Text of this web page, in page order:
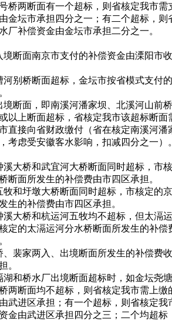
桥两断面有一个超标，则省核定我市需
金坛市承担四分之一；有二个超标，则
厂补偿资金由金坛市承担二分之一。
断面南京市支付的补偿资金由溧阳市收
别桥断面超标，金坛市按省模式支付
断面，即南溪河潘家坝、北溪河山前
以上断面超标，省核定我市该超标断面
直接向省财政缴付（省在核定南溪河潘
考虑受安徽客水影响，扣减四分之一）
大桥和武宜河大桥断面同时超标，市
断面所发生的补偿费由市四区承担。
和圩墩大桥断面同时超标，市核定的
生的补偿费由市四区承担。
大桥和杭运河五牧均不超标，但太滆
定的太滆运河分水桥断面所发生的补偿
裴家两入、出境断面所发生的补偿费
。
和桥水厂出境断面超标时，如金坛尧
两断面均不超标，则省核定我市需上缴
武进区承担；有一个超标，则省核定我
金由武进区承担四分之三；二个均超标